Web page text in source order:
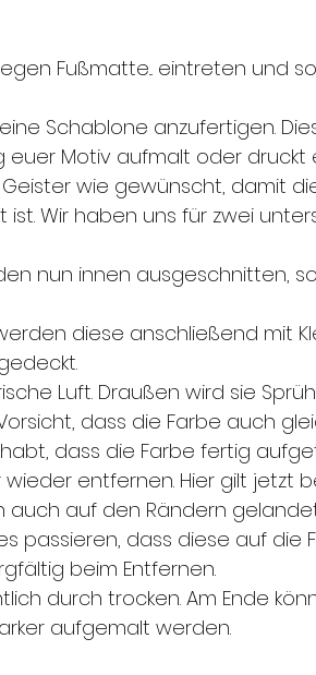
Fußmatte... eintreten und
Schablone anzufertigen.
euer Motiv aufmalt oder
Geister wie gewünscht, damit
Wir haben uns für zwei
nun innen ausgeschnitten,
diese anschließend mit
Luft. Draußen wird sie
dass die Farbe auch
dass die Farbe fertig
wieder entfernen. Hier gilt jetzt
auch auf den Rändern
passieren, dass diese auf die
beim Entfernen.
durch trocken. Am Ende
aufgemalt werden.